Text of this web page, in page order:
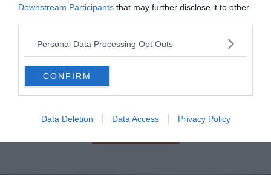
Downstream Participants that may further disclose it to other
Personal Data Processing Opt Outs
CONFIRM
Data Deletion Data Access Privacy Policy
5. Appartement familial en bord de
mer
Voir ce logement